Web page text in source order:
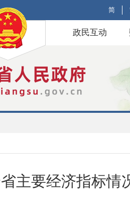
简
政民互动
主要经济指标情